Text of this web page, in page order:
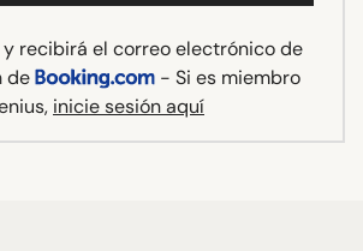
y recibirá el correo electrónico de
de
- Si es miembro
inicie sesión aquí